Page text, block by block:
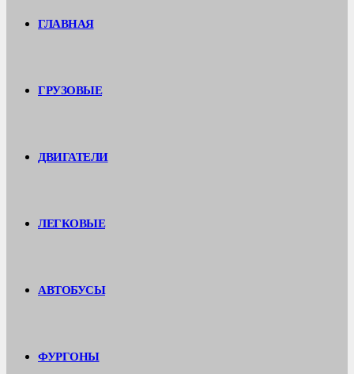
ГЛАВНАЯ
ГРУЗОВЫЕ
ДВИГАТЕЛИ
ЛЕГКОВЫЕ
АВТОБУСЫ
ФУРГОНЫ